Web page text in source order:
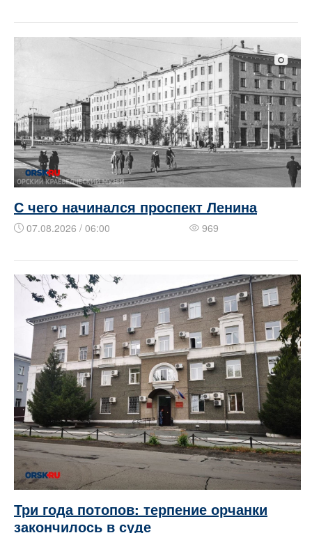
​​С чего начинался проспект Ленина
07.08.2026 / 06:00 969
Три года потопов: терпение орчанки
закончилось в суде